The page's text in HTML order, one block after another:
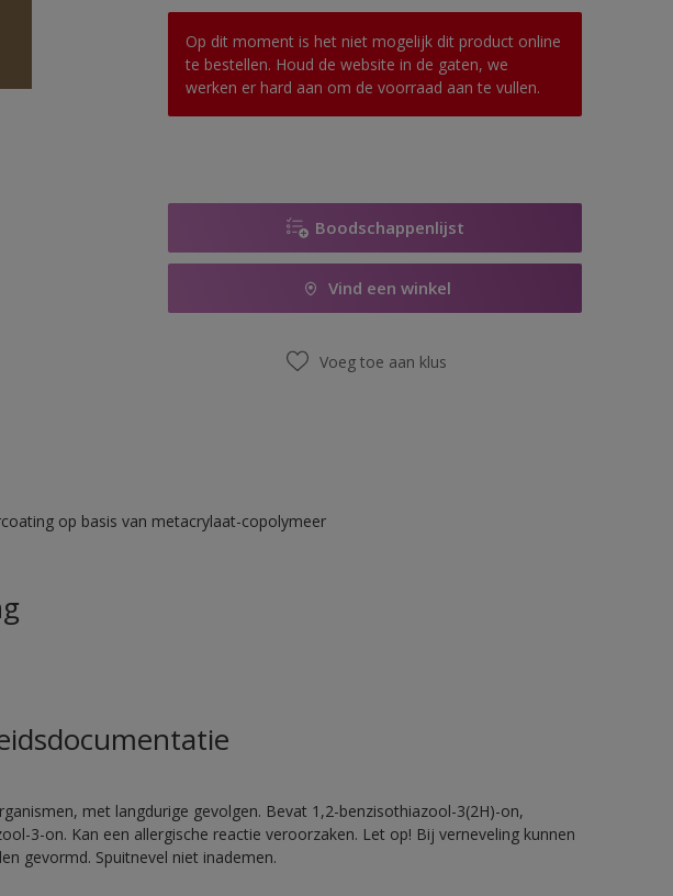
Op dit moment is het niet mogelijk dit product online
te bestellen. Houd de website in de gaten, we
werken er hard aan om de voorraad aan te vullen.
Boodschappenlijst
Vind een winkel
Voeg toe aan klus
op basis van metacrylaat-copolymeer
met langdurige gevolgen. Bevat 1,2-benzisothiazool-3(2H)-on,
3-on. Kan een allergische reactie veroorzaken. Let op! Bij verneveling kunnen
gevormd. Spuitnevel niet inademen.